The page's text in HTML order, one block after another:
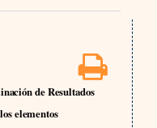
de Resultados
elementos